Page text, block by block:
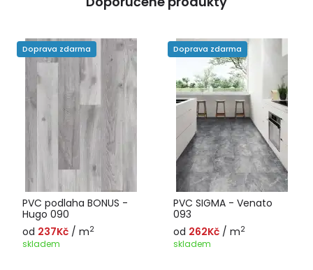
PVC podlaha BONUS -
Hugo 090
od 237Kč / m2
skladem
Doprava zdarma
PVC SIGMA - Venato
093
od 262Kč / m2
skladem
Doprava zdarma